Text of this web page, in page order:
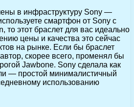
в инфраструктуру Sony —
смартфон от Sony с
то этот браслет для вас идеально
цены и качества это сейчас
на рынке. Если бы браслет
скорее всего, променял бы
Jawbone. Sony сделала как
— простой минималистичный
использованию